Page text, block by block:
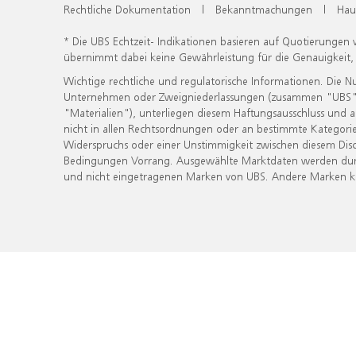
Rechtliche Dokumentation | Bekanntmachungen |
* Die UBS Echtzeit- Indikationen basieren auf
übernimmt dabei keine Gewährleistung für die
Wichtige rechtliche und regulatorische Informationen. Die
Unternehmen oder Zweigniederlassungen (zusammen
"Materialien"), unterliegen diesem Haftungsausschluss
nicht in allen Rechtsordnungen oder an bestimmte
Widerspruchs oder einer Unstimmigkeit zwischen diesem
Bedingungen Vorrang. Ausgewählte Marktdaten werden
und nicht eingetragenen Marken von UBS. Andere Marken